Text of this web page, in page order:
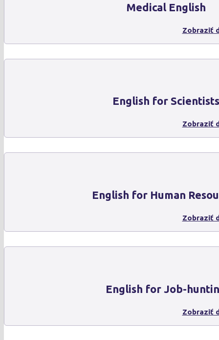
Medical English
Zobraziť
English for Scientists
Zobraziť
English for Human
Zobraziť
English for Job-
Zobraziť